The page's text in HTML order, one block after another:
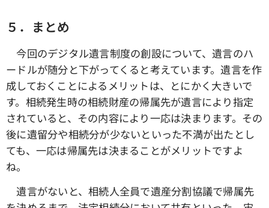
５．まとめ
今回のデジタル遺言制度の創設について、遺言のハ
ードルが随分と下がってくると考えています。遺言を作
成しておくことによるメリットは、とにかく大きいで
す。相続発生時の相続財産の帰属先が遺言により指定
されていると、その内容により一応は決まります。その
後に遺留分や相続分が少ないといった不満が出たとし
ても、一応は帰属先は決まることがメリットですよ
ね。
遺言がないと、相続人全員で遺産分割協議で帰属先